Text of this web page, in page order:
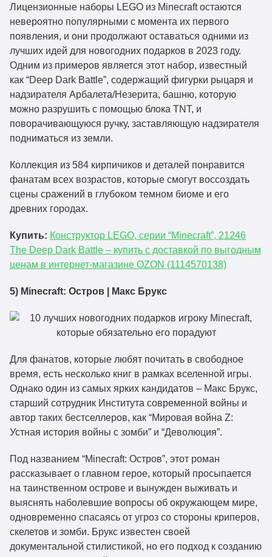
Лицензионные наборы LEGO из Minecraft остаются
невероятно популярными с момента их первого
появления, и они продолжают оставаться одними из
лучших идей для новогодних подарков в 2023 году.
Одним из примеров является этот набор, известный
как “Deep Dark Battle”, содержащий фигурки рыцаря и
надзирателя Арбалета/Незерита, башню, которую
можно разрушить с помощью блока TNT, и
поворачивающуюся ручку, заставляющую надзирателя
подниматься из земли.
Коллекция из 584 кирпичиков и деталей понравится
фанатам всех возрастов, которые смогут воссоздать
сцены сражений в глубоком темном биоме и его
древних городах.
Купить: Конструктор LEGO, серии “Minecraft”, 21246
The Deep Dark Battle – купить с доставкой по выгодным
ценам в интернет-магазине OZON (1114570138)
5) Minecraft: Остров | Макс Брукс
Для фанатов, которые любят почитать в свободное
время, есть несколько книг в рамках вселенной игры.
Однако один из самых ярких кандидатов – Макс Брукс,
старший сотрудник Института современной войны и
автор таких бестселлеров, как “Мировая война Z:
Устная история войны с зомби” и “Деволюция”.
Под названием “Minecraft: Остров”, этот роман
рассказывает о главном герое, который просыпается
на таинственном острове и вынужден выживать и
выяснять наболевшие вопросы об окружающем мире,
одновременно спасаясь от угроз со стороны криперов,
скелетов и зомби. Брукс известен своей
документальной стилистикой, но его подход к созданию